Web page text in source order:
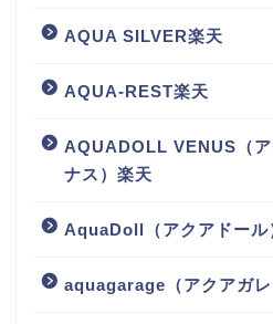
AQUA SILVER楽天
AQUA-REST楽天
AQUADOLL VENUS（
ナス）楽天
AquaDoll（アクアドール
aquagarage（アクアガ